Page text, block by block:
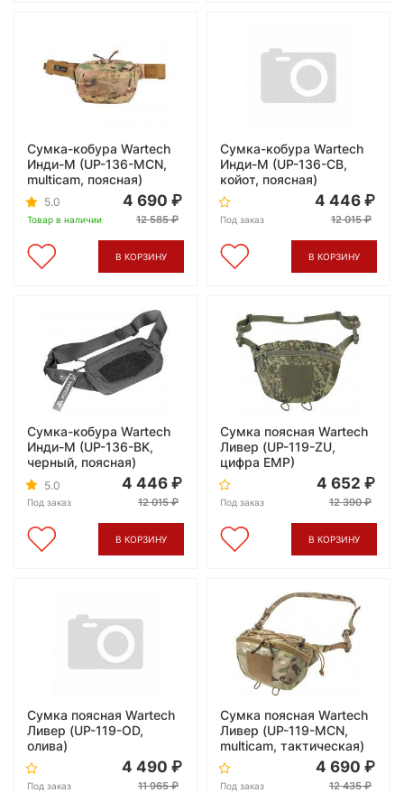
Сумка-кобура Wartech
Инди-М (UP-136-MCN,
multicam, поясная)
5.0
Товар в наличии
4 690
12 585
В КОРЗИНУ
Сумка-кобура Wartech
Инди-М (UP-136-CB,
койот, поясная)
Под заказ
4 446
12 015
В КОРЗИНУ
Сумка-кобура Wartech
Инди-М (UP-136-BK,
черный, поясная)
5.0
Под заказ
4 446
12 015
В КОРЗИНУ
Сумка поясная Wartech
Ливер (UP-119-ZU,
цифра ЕМР)
Под заказ
4 652
12 390
В КОРЗИНУ
Сумка поясная Wartech
Ливер (UP-119-OD,
олива)
Под заказ
4 490
11 965
Сумка поясная Wartech
Ливер (UP-119-MCN,
multicam, тактическая)
Под заказ
4 690
12 435